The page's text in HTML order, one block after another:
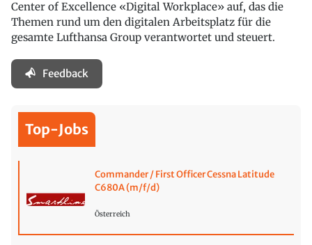
Center of Excellence «Digital Workplace» auf, das die
Themen rund um den digitalen Arbeitsplatz für die
gesamte Lufthansa Group verantwortet und steuert.
Feedback
Top-Jobs
Commander / First Officer Cessna Latitude
C680A (m/f/d)
Österreich